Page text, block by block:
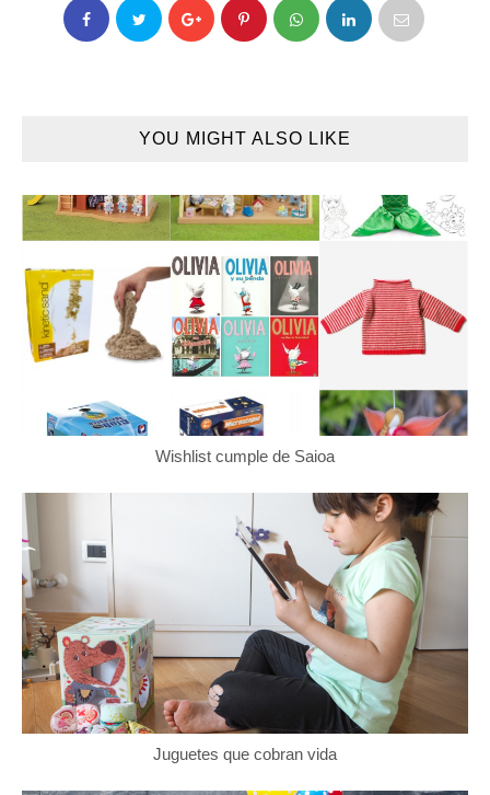
YOU MIGHT ALSO LIKE
Wishlist cumple de Saioa
Juguetes que cobran vida